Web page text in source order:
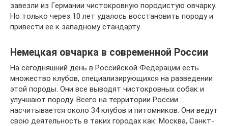
завезли из Германии чистокровную породистую овчарку.
Но только через 10 лет удалось восстановить породу и
привести ее к западному стандарту.
Немецкая овчарка в современной России
На сегодняшний день в Российской Федерации есть
множество клубов, специализирующихся на разведении
этой породы. Они все выводят чистокровных собак и
улучшают породу. Всего на территории России
насчитывается около 34 клубов и питомников. Они ведут
свою деятельность в таких городах как: Москва, Санкт-